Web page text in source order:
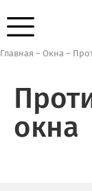
Главная – Окна –
окна